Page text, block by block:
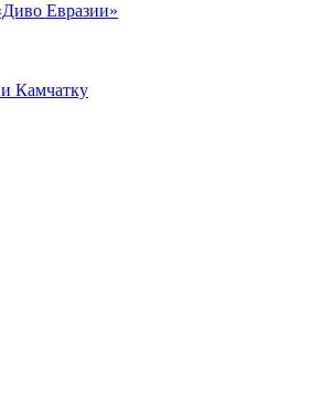
Евразии»
Камчатку